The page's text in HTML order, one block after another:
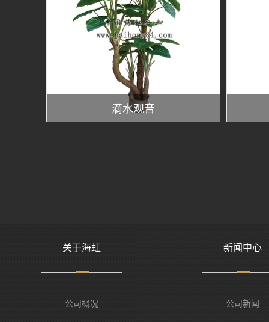
滴水观音
关于海虹
公司概况
新闻中心
公司新闻